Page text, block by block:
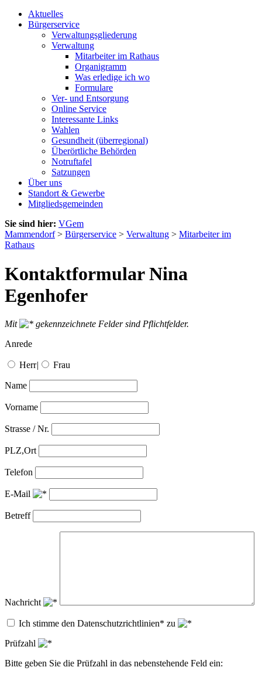
Aktuelles
Bürgerservice
Verwaltungsgliederung
Verwaltung
Mitarbeiter im Rathaus
Organigramm
Was erledige ich wo
Formulare
Ver- und Entsorgung
Online Service
Interessante Links
Wahlen
Gesundheit (überregional)
Überörtliche Behörden
Notruftafel
Satzungen
Über uns
Standort & Gewerbe
Mitgliedsgemeinden
Sie sind hier: VGem
Mammendorf> Bürgerservice > Verwaltung > Mitarbeiter im
Rathaus
Kontaktformular Nina
Egenhofer
Mit
gekennzeichnete Felder sind Pflichtfelder.
Anrede
Herr| Frau
Name
Vorname
Strasse / Nr.
PLZ,Ort
Telefon
E-Mail
Betreff
Nachricht
Ich stimme den Datenschutzrichtlinien* zu
Prüfzahl
Bitte geben Sie die Prüfzahl in das nebenstehende Feld ein: